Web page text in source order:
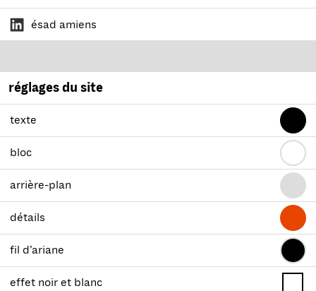
ésad amiens
réglages du site
texte
bloc
arrière-plan
détails
fil d’ariane
effet noir et blanc